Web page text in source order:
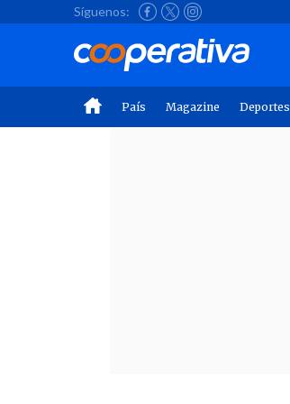
Síguenos:
País Magazine Deportes